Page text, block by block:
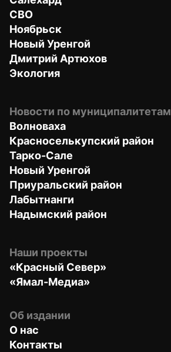
СВО
Ноябрьск
Новый Уренгой
Дмитрий Артюхов
Экология
Новости по муниципалитетам
Волноваха
Красноселькупский район
Тарко-Сале
Новый Уренгой
Приуральский район
Лабытнанги
Надымский район
Наши проекты
«Красный Север»
«Ямал-Медиа»
Об издании
О нас
Контакты